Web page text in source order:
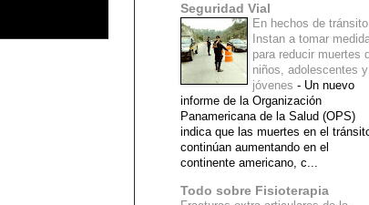
Seguridad Vial
En hechos de tránsito
Instan a tomar
para reducir muertes
niños, adolescentes y
jóvenes - Un nuevo
informe de la Organización
Panamericana de la Salud (OPS)
indica que las muertes en el
continúan aumentando en el
continente americano, c...
Todo sobre Fisioterapia